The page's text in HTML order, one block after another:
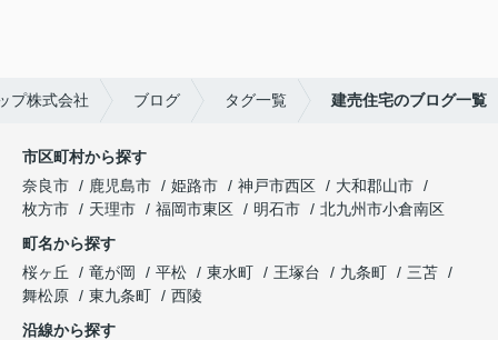
プ株式会社 ブログ タグ一覧 建売住宅のブログ一覧
市区町村から探す
奈良市
鹿児島市 姫路市 神戸市西区
大和郡山市
枚方市
天理市 福岡市東区 明石市
北九州市小倉南区
町名から探す
桜ヶ丘
竜が岡 平松 東水町 王塚台 九条町
三苫
舞松原
東九条町
西陵
沿線から探す